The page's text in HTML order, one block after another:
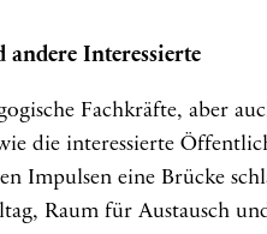
andere Interessierte
Fachkräfte, aber
die interessierte
Impulsen eine Brücke
Raum für Austausch